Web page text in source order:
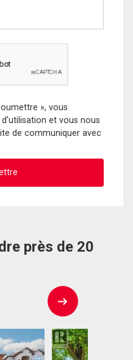
», vous
et vous nous
de communiquer avec
près de 20